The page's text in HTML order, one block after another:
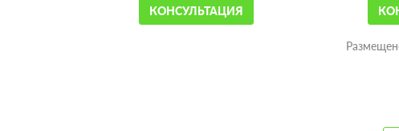
КОНСУЛЬТАЦИЯ